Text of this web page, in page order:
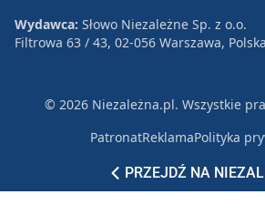
PRZEJDŹ NA
Wydawca: Słowo Niezależne Sp. z o.o.
Filtrowa 63 / 43, 02-056 Warszawa, Polska
© 2026 Niezależna.pl. Wszystkie
PatronatReklamaPolityka